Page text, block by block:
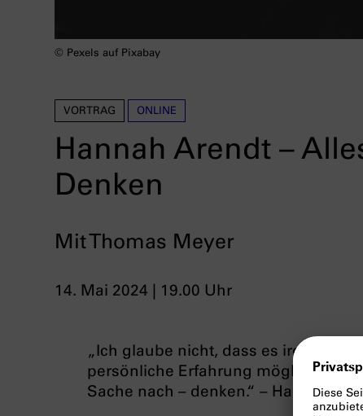
VORTRAG ONLINE
Hannah Arendt –
Denken
Mit Thomas Meyer
14. Mai 2024 | 19.00 Uhr
© Pexels auf Pixabay
„Ich glaube nicht, dass es
persönliche Erfahrung möglich ist.
Sache nach – denken.“ – Hannah